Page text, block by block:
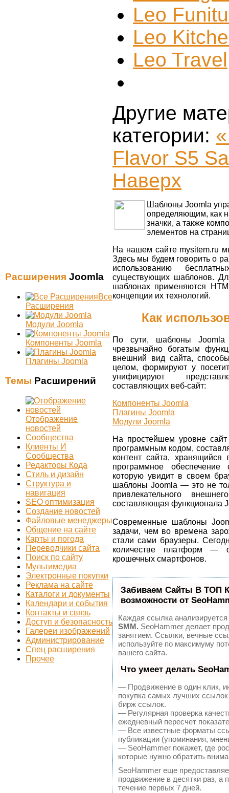
Leo
Leo
Leo Travel
Другие
категории:
Flavor S5
Наверх
Шаблоны Joomla
определяющим, как
значки, а также
элементов на
На нашем сайте mysitem.ru
Здесь мы будем говорить о
использованию
существующих шаблонов.
шаблонах применяются
концепции их технологий.
Как
По сути, шаблоны
чрезвычайно богатым
внешний вид сайта,
целом, формируют у
унифицируют
составляющих веб-сайт:
Компоненты Joomla
Плагины Joomla
Модули Joomla
На простейшем уровне
программным кодом,
контент сайта,
программное
которую увидит в своем
шаблоны Joomla — это не
привлекательного
составляющая функционала
Современные шаблоны
задачи, чем во временa
стали сами браузеры.
количестве платформ —
крошечных смартфонов.
Забиваем Сайты В ТОП
возможности от
Каждая ссылка
SMM. SeoHammer делает
занятием. Ссылки, вечные
используйте по максимуму
вашего сайта.
Что умеет делать
— Продвижение в один клик,
покупка самых лучших
бирж ссылок.
— Регулярная проверка
ежедневный пересчет
— Все известные форматы
публикации (упоминания,
— SeoHammer покажет, где
которые нужно обратить
SeoHammer еще
продвижение в десятки раз, а
течение первых 7 дней.
Расширения Joomla
Все
Расширения
Модули Joomla
Компоненты Joomla
Плагины Joomla
Темы Расширений
Отображение
новостей
Сообщества
Клиенты И
Сообщества
Редакторы Кода
Стиль и дизайн
Структура и
навигация
SEO оптимизация
Создание новостей
Файловые менеджеры
Общение на сайте
Карты и погода
Переводчики сайта
Поиск по сайту
Мультимедиа
Электронные покупки
Реклама на сайте
Каталоги и документы
Календари и события
Контакты и связь
Доступ и безопасность
Галереи изображений
Администрирование
Спец расширения
Прочее